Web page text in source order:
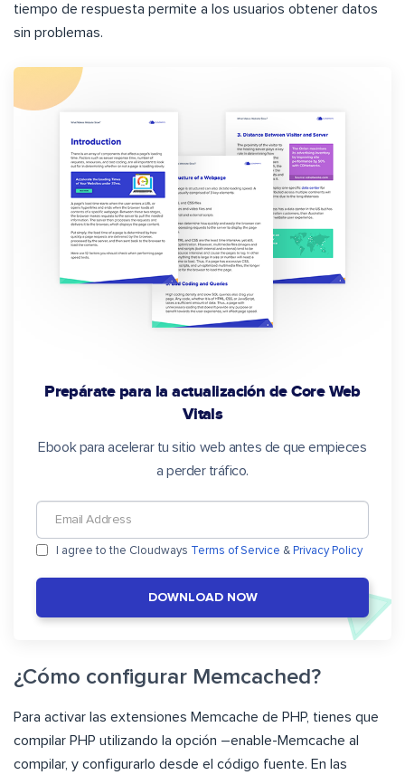
tiempo de respuesta permite a los usuarios obtener datos
sin problemas.
Prepárate para la actualización de Core Web
Vitals
Ebook para acelerar tu sitio web antes de que empieces
a perder tráfico.
I agree to the Cloudways Terms of Service & Privacy Policy
DOWNLOAD NOW
¿Cómo configurar Memcached?
Para activar las extensiones Memcache de PHP, tienes que
compilar PHP utilizando la opción –enable-Memcache al
compilar, y configurarlo desde el código fuente. En las